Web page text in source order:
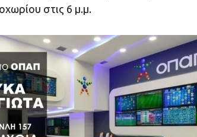
στις 6 μ.μ.